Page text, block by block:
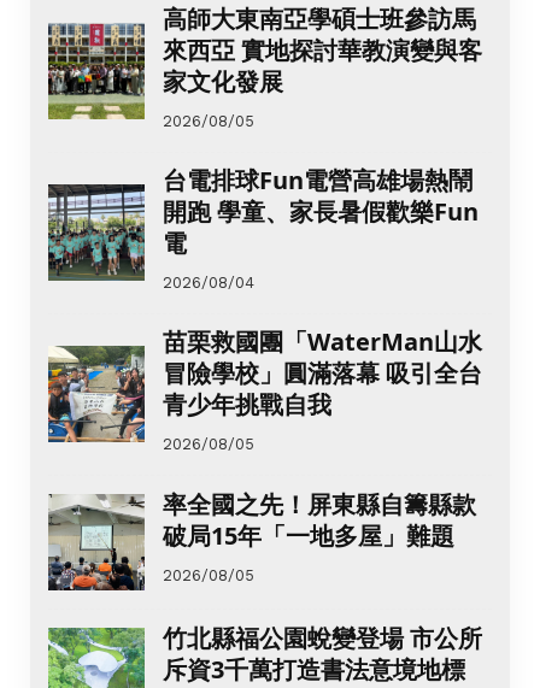
高師大東南亞學碩士班參訪馬
來西亞 實地探討華教演變與客
家文化發展
2026/08/05
台電排球Fun電營高雄場熱鬧
開跑 學童、家長暑假歡樂Fun
電
2026/08/04
苗栗救國團「WaterMan山水
冒險學校」圓滿落幕 吸引全台
青少年挑戰自我
2026/08/05
率全國之先！屏東縣自籌縣款
破局15年「一地多屋」難題
2026/08/05
竹北縣福公園蛻變登場 市公所
斥資3千萬打造書法意境地標